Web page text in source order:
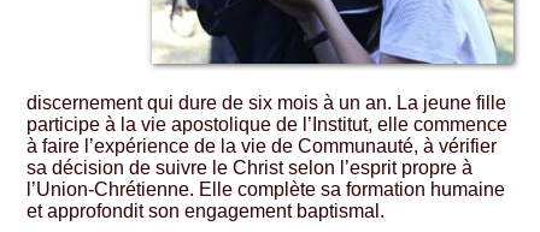
discernement qui dure de six mois à un an. La jeune fille
participe à la vie apostolique de l’Institut, elle commence
à faire l’expérience de la vie de Communauté, à vérifier
sa décision de suivre le Christ selon l’esprit propre à
l’Union-Chrétienne. Elle complète sa formation humaine
et approfondit son engagement baptismal.